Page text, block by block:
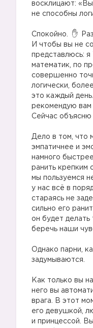
восклицают:
не способны
Спокойно.
И чтобы вы не
представлюсь:
математик, по
совершенно
логически,
это каждый
рекомендую вам
Сейчас объясню
Дело в том, что
эмпатичнее и
намного
ранить крепким
мы пользуемся
у нас всё в
стараясь не
сильно его
он будет
беречь наши
Однако парни,
задумываются.
Как только вы
него вы
врага. В этот
его девушкой,
и принцессой.